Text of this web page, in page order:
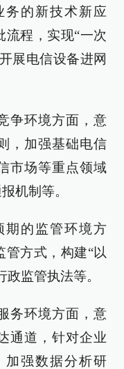
务的新技术新应
流程，实现“一次
展电信设备进网
争环境方面，意
，加强基础电信
市场等重点领域
机制等。
期的监管环境方
方式，构建“以
监管执法等。
务环境方面，意
通道，针对企业
加强数据分析研